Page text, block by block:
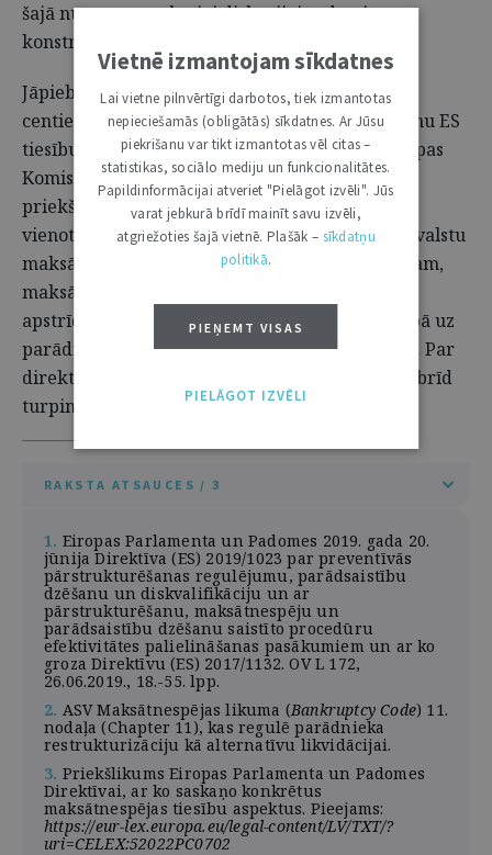
šajā numurā uzsāktajai diskusijai redzēsim arī
konstruktīvu turpinājumu.
Jāpiebilst, ka ar Pārstrukturēšanas direktīvu
centieni harmonizēt maksātnespējas regulējumu ES
tiesību telpā nebeidzas. 2022. gada nogalē Eiropas
Komisija ir nākusi klajā ar jaunas direktīvas
priekšlikumu.
Tās mērķis ir novērst šķēršļus
vienotajam tirgum, saskaņojot atsevišķus dalībvalstu
maksātnespējas procedūru elementus. Piemēram,
maksātnespējīgu parādnieku darījumu
apstrīdēšanu, administratoru pilnvaras attiecībā uz
parādnieka mantu, kreditoru lomu procesā u.c. Par
direktīvas gala versiju vēl ir pāragri spriest, šobrīd
turpinās diskusijas. Tāpēc par to citā reizē.
RAKSTA ATSAUCES / 3
1. Eiropas Parlamenta un Padomes 2019. gada 20.
jūnija Direktīva (ES) 2019/1023 par preventīvās
pārstrukturēšanas regulējumu, parādsaistību
dzēšanu un diskvalifikāciju un ar
pārstrukturēšanu, maksātnespēju un
parādsaistību dzēšanu saistīto procedūru
efektivitātes palielināšanas pasākumiem un ar ko
groza Direktīvu (ES) 2017/1132. OV L 172,
26.06.2019., 18.-55. lpp.
2. ASV Maksātnespējas likuma (Bankruptcy Code) 11.
nodaļa (Chapter 11), kas regulē parādnieka
restrukturizāciju kā alternatīvu likvidācijai.
3. Priekšlikums Eiropas Parlamenta un Padomes
Direktīvai, ar ko saskaņo konkrētus
maksātnespējas tiesību aspektus. Pieejams:
https://eur-lex.europa.eu/legal-content/LV/TXT/?
uri=CELEX:52022PC0702
Vietnē izmantojam sīkdatnes
Lai vietne pilnvērtīgi darbotos, tiek izmantotas
nepieciešamās (obligātās) sīkdatnes. Ar Jūsu
piekrišanu var tikt izmantotas vēl citas –
statistikas, sociālo mediju un funkcionalitātes.
Papildinformācijai atveriet "Pielāgot izvēli". Jūs
varat jebkurā brīdī mainīt savu izvēli,
atgriežoties šajā vietnē. Plašāk – sīkdatņu
politikā.
PIEŅEMT VISAS
PIELĀGOT IZVĒLI